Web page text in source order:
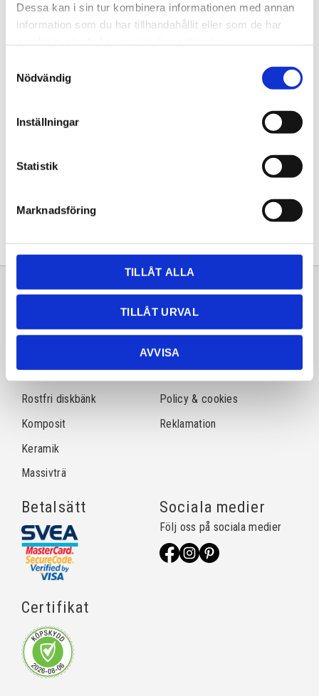
Dessa kan i sin tur kombinera informationen med annan
information som du har tillhandahållit eller som de har
Nödvändig
Inställningar
Statistik
Marknadsföring
TILLÅT ALLA
TILLÅT URVAL
AVVISA
Antal
Lagervara
Artikelnr
20252654
Sortiment
Natursten
Rostfri diskbänk
Komposit
Keramik
Massivträ
Information
Frågor & svar
Köpvillkor
Policy & cookies
Reklamation
Betalsätt
Certifikat
Sociala medier
Följ oss på sociala medier